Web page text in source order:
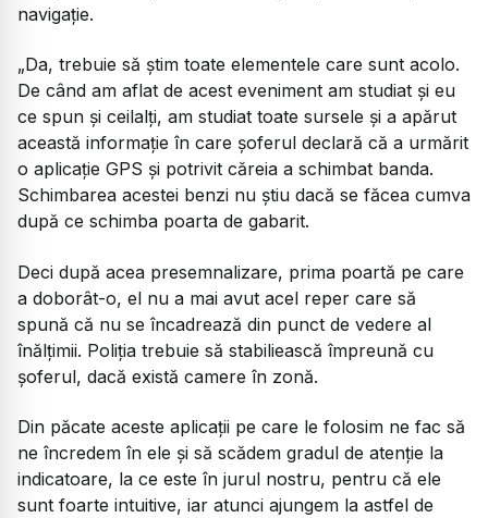
navigație.
„Da, trebuie să știm toate elementele care sunt acolo.
De când am aflat de acest eveniment am studiat și eu
ce spun și ceilalți, am studiat toate sursele și a apărut
această informație în care șoferul declară că a urmărit
o aplicație GPS și potrivit căreia a schimbat banda.
Schimbarea acestei benzi nu știu dacă se făcea cumva
după ce schimba poarta de gabarit.
Deci după acea presemnalizare, prima poartă pe care
a doborât-o, el nu a mai avut acel reper care să
spună că nu se încadrează din punct de vedere al
înălțimii. Poliția trebuie să stabiliească împreună cu
șoferul, dacă există camere în zonă.
Din păcate aceste aplicații pe care le folosim ne fac să
ne încredem în ele și să scădem gradul de atenție la
indicatoare, la ce este în jurul nostru, pentru că ele
sunt foarte intuitive, iar atunci ajungem la astfel de